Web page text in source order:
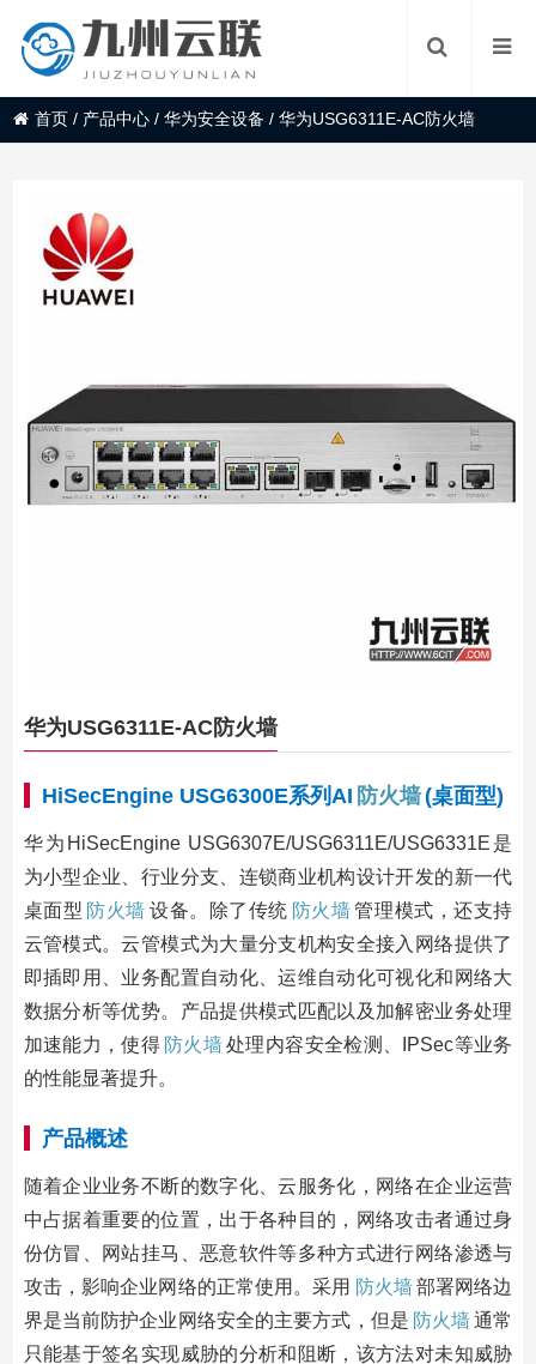
首页 / 产品中心 /华为安全设备 /华为USG6311E-AC防火墙
华为USG6311E-AC防火墙
HiSecEngine USG6300E系列AI 防火墙(桌面型)
华为HiSecEngine USG6307E/USG6311E/USG6331E是
为小型企业、行业分支、连锁商业机构设计开发的新一代
桌面型 防火墙 设备。除了传统 防火墙 管理模式，还支持
云管模式。云管模式为大量分支机构安全接入网络提供了
即插即用、业务配置自动化、运维自动化可视化和网络大
数据分析等优势。产品提供模式匹配以及加解密业务处理
加速能力，使得 防火墙处理内容安全检测、IPSec等业务
的性能显著提升。
产品概述
随着企业业务不断的数字化、云服务化，网络在企业运营
中占据着重要的位置，出于各种目的，网络攻击者通过身
份仿冒、网站挂马、恶意软件等多种方式进行网络渗透与
攻击，影响企业网络的正常使用。采用 防火墙部署网络边
界是当前防护企业网络安全的主要方式，但是 防火墙通常
只能基于签名实现威胁的分析和阻断，该方法对未知威胁